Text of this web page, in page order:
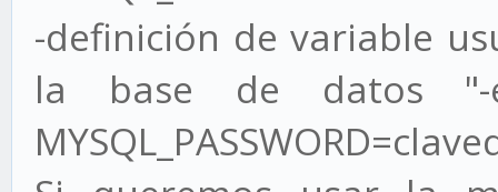
-definición de variable
la base de datos "-e